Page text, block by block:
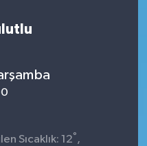
Sıcaklık: 12° ,